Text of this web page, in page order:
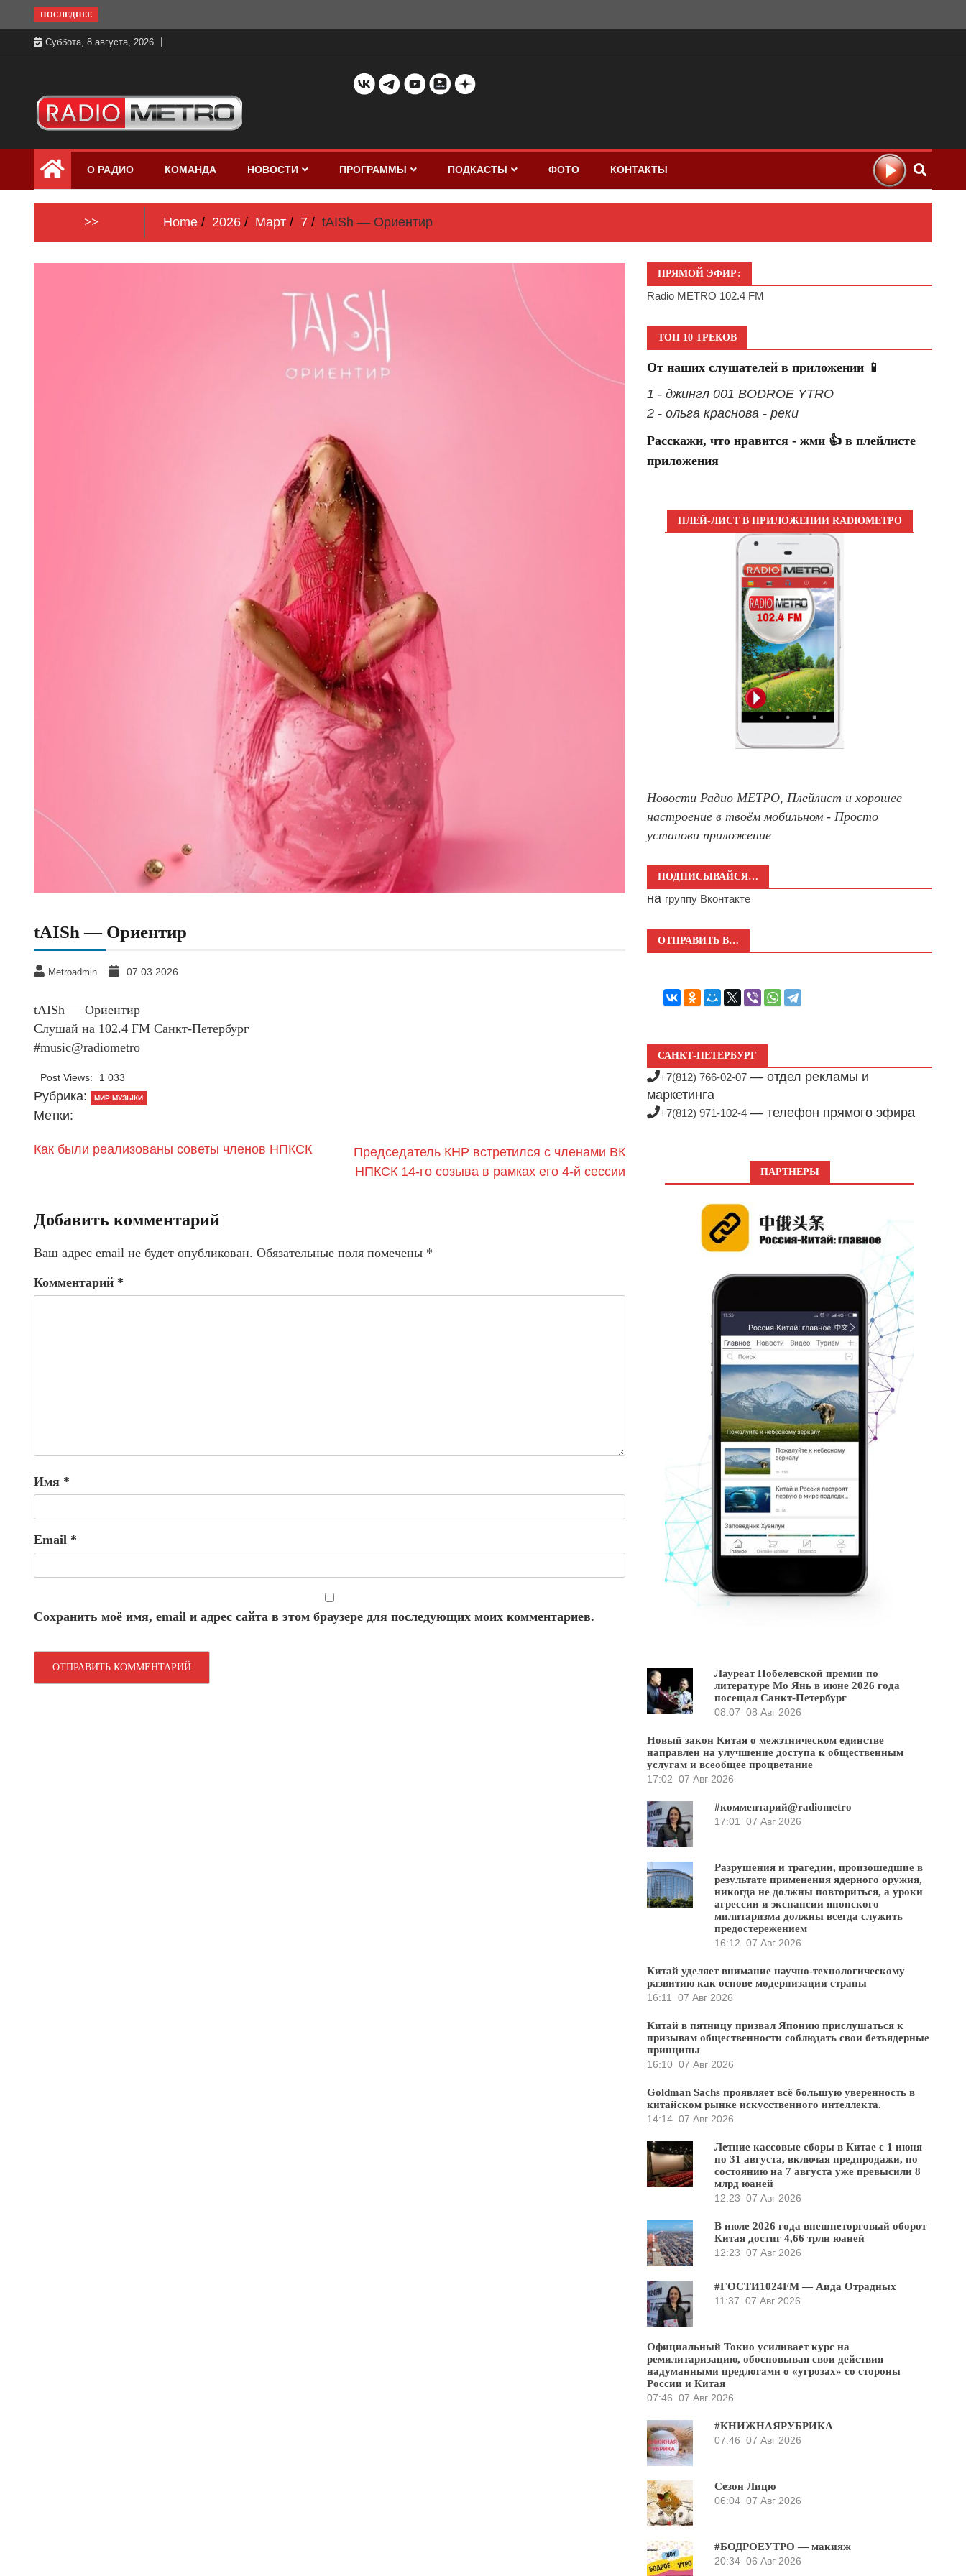
to
content
ПОСЛЕДНЕЕ
Суббота, 8 августа, 2026
Радио МЕТРО
бесплатно в хорошем качестве Санкт-
Петербург и Россия
О РАДИО КОМАНДА НОВОСТИ ПРОГРАММЫ ПОДКАСТЫ ФОТО КОНТАКТЫ
>> Home 2026 Март 7 tAISh — Ориентир
tAISh — Ориентир
Metroadmin 07.03.2026
tAISh — Ориентир
Слушай на 102.4 FM Санкт-Петербург
#music@radiometro
Post Views: 1 033
Рубрика: МИР МУЗЫКИ
Метки:
Как были реализованы советы членов НПКСК
Председатель КНР встретился с членами ВК
НПКСК 14-го созыва в рамках его 4-й сессии
Добавить комментарий
Ваш адрес email не будет опубликован. Обязательные поля помечены *
Комментарий *
Имя *
Email *
Сохранить моё имя, email и адрес сайта в этом браузере для последующих моих комментариев.
ПРЯМОЙ ЭФИР:
Radio METRO 102.4 FM
ТОП 10 ТРЕКОВ
От наших слушателей в приложении 📱
1 - джингл 001 BODROE YTRO
2 - ольга краснова - реки
Расскажи, что нравится - жми 👍 в плейлисте
приложения
ПЛЕЙ-ЛИСТ В ПРИЛОЖЕНИИ RADIOМЕТРО
Новости Радио МЕТРО, Плейлист и хорошее
настроение в твоём мобильном - Просто
установи приложение
ПОДПИСЫВАЙСЯ…
на группу Вконтакте
ОТПРАВИТЬ В…
САНКТ-ПЕТЕРБУРГ
+7(812) 766-02-07 — отдел рекламы и
маркетинга
+7(812) 971-102-4 — телефон прямого эфира
ПАРТНЕРЫ
Лауреат Нобелевской премии по
литературе Мо Янь в июне 2026 года
посещал Санкт-Петербург
08:07 08 Авг 2026
Новый закон Китая о межэтническом единстве
направлен на улучшение доступа к общественным
услугам и всеобщее процветание
17:02 07 Авг 2026
#комментарий@radiometro
17:01
07 Авг 2026
Разрушения и трагедии, произошедшие в
результате применения ядерного оружия,
никогда не должны повториться, а уроки
агрессии и экспансии японского
милитаризма должны всегда служить
предостережением
16:12 07 Авг 2026
Китай уделяет внимание научно-технологическому
развитию как основе модернизации страны
16:11
07 Авг 2026
Китай в пятницу призвал Японию прислушаться к
призывам общественности соблюдать свои безъядерные
принципы
16:10 07 Авг 2026
Goldman Sachs проявляет всё большую уверенность в
китайском рынке искусственного интеллекта.
14:14 07 Авг 2026
Летние кассовые сборы в Китае с 1 июня
по 31 августа, включая предпродажи, по
состоянию на 7 августа уже превысили 8
млрд юаней
12:23 07 Авг 2026
В июле 2026 года внешнеторговый оборот
Китая достиг 4,66 трлн юаней
12:23 07 Авг 2026
#ГОСТИ1024FM — Аида Отрадных
11:37 07 Авг 2026
Официальный Токио усиливает курс на
ремилитаризацию, обосновывая свои действия
надуманными предлогами о «угрозах» со стороны
России и Китая
07:46 07 Авг 2026
#КНИЖНАЯРУБРИКА
07:46 07 Авг 2026
Сезон Лицю
06:04 07 Авг 2026
#БОДРОЕУТРО — макияж
20:34 06 Авг 2026